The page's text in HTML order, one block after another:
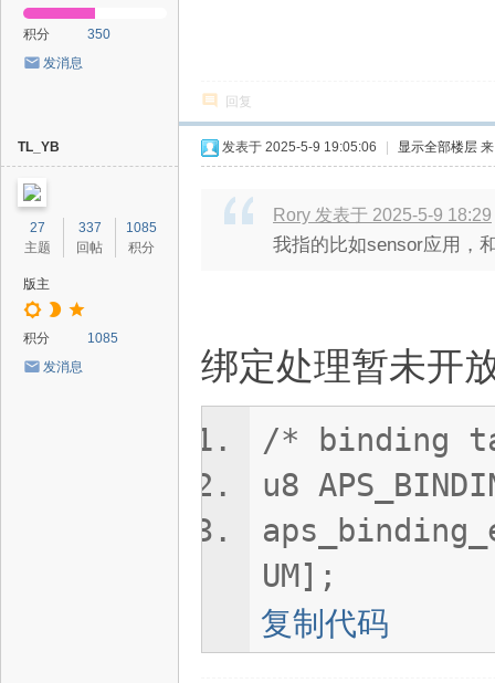
积分
350
发消息
回复
TL_YB
27
主题
337
回帖
1085
积分
版主
积分
1085
发消息
发表于 2025-5-9 19:05:06 显示全部楼层
Rory 发表于 2025-5-9 18:29
我指的比如sensor应用，
绑定处理暂未开
/* binding
u8
UM];
复制代码